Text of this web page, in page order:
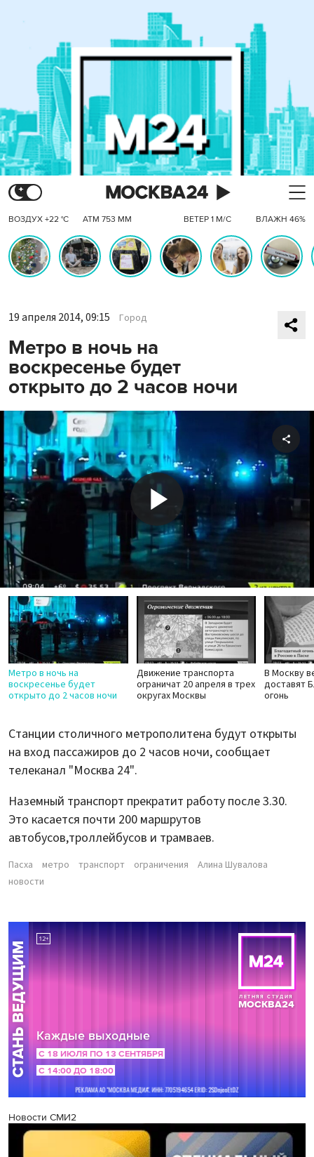
ВОЗДУХ +22 °C АТМ 753 ММ ВЕТЕР 1 М/С ВЛАЖН 46%
19 апреля 2014, 09:15 Город
Метро в ночь на
воскресенье будет
открыто до 2 часов ночи
Play
Video
Метро в ночь на
воскресенье будет
открыто до 2 часов ночи
Движение транспорта
ограничат 20 апреля в трех
округах Москвы
В Москву
доставят
огонь
Станции столичного метрополитена будут открыты
на вход пассажиров до 2 часов ночи, сообщает
телеканал "Москва 24".
Наземный транспорт прекратит работу после 3.30.
Это касается почти 200 маршрутов
автобусов,троллейбусов и трамваев.
Пасха метро транспорт ограничения
Алина Шувалова
новости
Новости СМИ2